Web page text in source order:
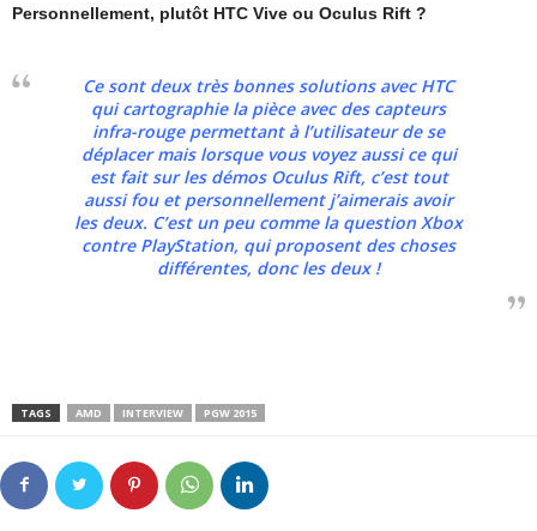
Personnellement, plutôt HTC Vive ou Oculus Rift ?
Ce sont deux très bonnes solutions avec HTC
qui cartographie la pièce avec des capteurs
infra-rouge permettant à l’utilisateur de se
déplacer mais lorsque vous voyez aussi ce qui
est fait sur les démos Oculus Rift, c’est tout
aussi fou et personnellement j’aimerais avoir
les deux. C’est un peu comme la question Xbox
contre PlayStation, qui proposent des choses
différentes, donc les deux !
TAGS AMD INTERVIEW PGW 2015